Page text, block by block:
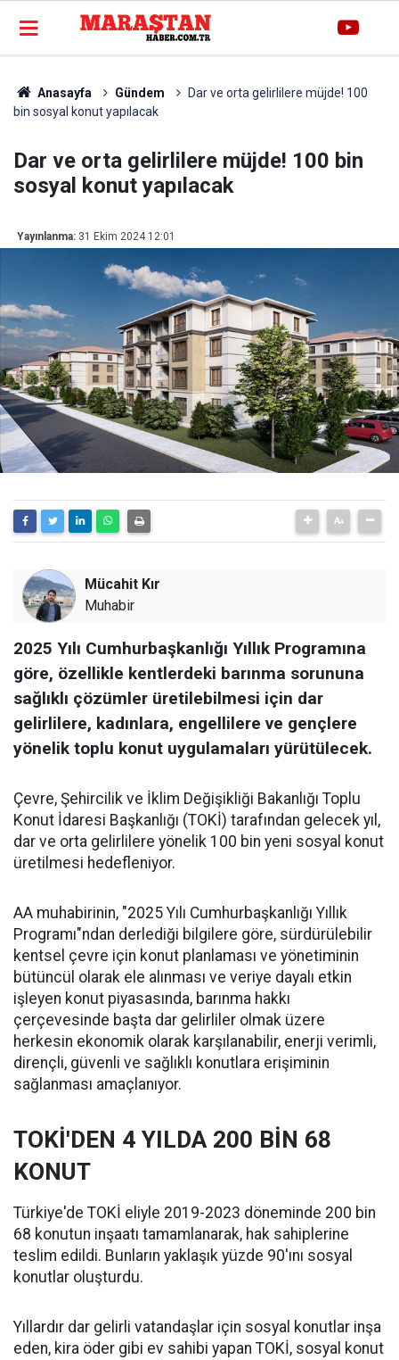
Anasayfa Gündem
Dar ve orta gelirlilere müjde! 100
bin sosyal konut yapılacak
Dar ve orta gelirlilere müjde! 100 bin
sosyal konut yapılacak
Yayınlanma: 31 Ekim 2024 12:01
Mücahit Kır
Muhabir
2025 Yılı Cumhurbaşkanlığı Yıllık Programına
göre, özellikle kentlerdeki barınma sorununa
sağlıklı çözümler üretilebilmesi için dar
gelirlilere, kadınlara, engellilere ve gençlere
yönelik toplu konut uygulamaları yürütülecek.
Çevre, Şehircilik ve İklim Değişikliği Bakanlığı Toplu
Konut İdaresi Başkanlığı (TOKİ) tarafından gelecek yıl,
dar ve orta gelirlilere yönelik 100 bin yeni sosyal konut
üretilmesi hedefleniyor.
AA muhabirinin, "2025 Yılı Cumhurbaşkanlığı Yıllık
Programı"ndan derlediği bilgilere göre, sürdürülebilir
kentsel çevre için konut planlaması ve yönetiminin
bütüncül olarak ele alınması ve veriye dayalı etkin
işleyen konut piyasasında, barınma hakkı
çerçevesinde başta dar gelirliler olmak üzere
herkesin ekonomik olarak karşılanabilir, enerji verimli,
dirençli, güvenli ve sağlıklı konutlara erişiminin
sağlanması amaçlanıyor.
TOKİ'DEN 4 YILDA 200 BİN 68
KONUT
Türkiye'de TOKİ eliyle 2019-2023 döneminde 200 bin
68 konutun inşaatı tamamlanarak, hak sahiplerine
teslim edildi. Bunların yaklaşık yüzde 90'ını sosyal
konutlar oluşturdu.
Yıllardır dar gelirli vatandaşlar için sosyal konutlar inşa
eden, kira öder gibi ev sahibi yapan TOKİ, sosyal konut